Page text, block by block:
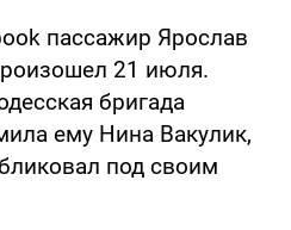
пассажир Ярослав
21 июля.
бригада
ему Нина Вакулик,
под своим